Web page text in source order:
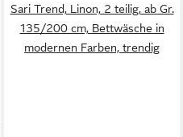
Sari Trend, Linon, 2 teilig, ab Gr.
135/200 cm, Bettwäsche in
modernen Farben, trendig